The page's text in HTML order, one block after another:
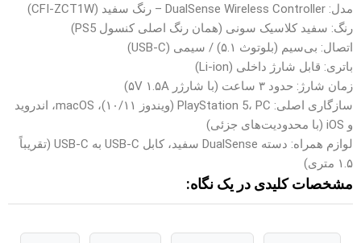
مدل: DualSense Wireless Controller – رنگ سفید (CFI-ZCT1W)
رنگ: سفید کلاسیک سونی (همان رنگ اصلی کنسول PS5)
اتصال: بی‌سیم (بلوتوث ۵.۱) / سیمی (USB-C)
باتری: قابل شارژ داخلی (Li-ion)
زمان شارژ: حدود ۳ ساعت (با شارژر ۵V ۱.۵A)
سازگاری اصلی: PlayStation 5، PC (ویندوز ۱۰/۱۱)، macOS، اندروید
و iOS (با محدودیت‌های جزئی)
لوازم همراه: دسته DualSense سفید، کابل USB-C به USB-C (تقریباً
۱.۵ متری)
مشخصات کلیدی در یک نگاه: